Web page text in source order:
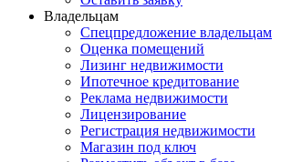
Владельцам
Спецпредложение владельцам
Оценка помещений
Лизинг недвижимости
Ипотечное кредитование
Реклама недвижимости
Лицензирование
Регистрация недвижимости
Магазин под ключ